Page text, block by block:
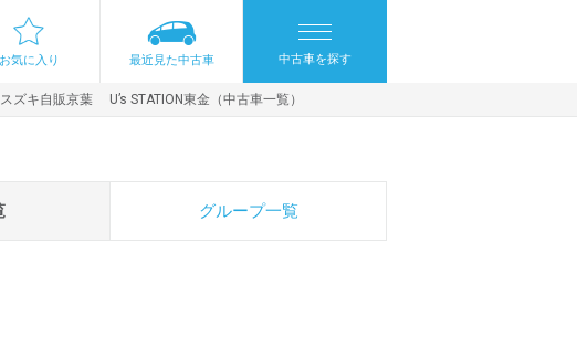
お気に入り 最近見た中古車 中古車を探す
ズキ自販京葉 U’s STATION東金（中古車一覧）
グループ一覧